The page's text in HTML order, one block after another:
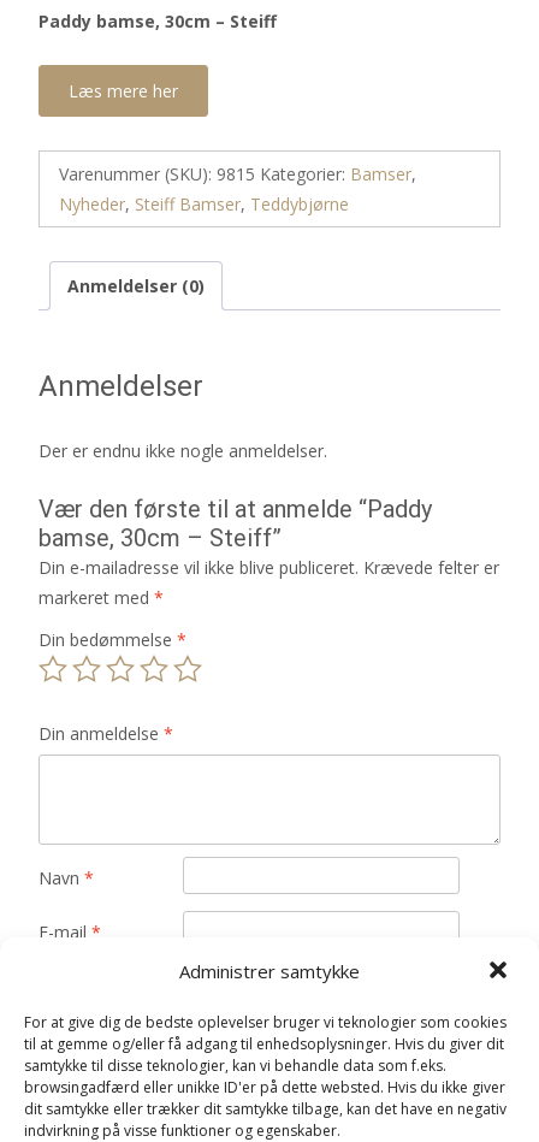
Administrer samtykke
For at give dig de bedste oplevelser bruger vi teknologier som cookies
til at gemme og/eller få adgang til enhedsoplysninger. Hvis du giver dit
samtykke til disse teknologier, kan vi behandle data som f.eks.
browsingadfærd eller unikke ID'er på dette websted. Hvis du ikke giver
dit samtykke eller trækker dit samtykke tilbage, kan det have en negativ
indvirkning på visse funktioner og egenskaber.
Paddy bamse, 30cm – Steiff
Læs mere her
Varenummer (SKU): 9815 Kategorier: Bamser,
Nyheder, Steiff Bamser, Teddybjørne
Anmeldelser (0)
Anmeldelser
Der er endnu ikke nogle anmeldelser.
Vær den første til at anmelde “Paddy
bamse, 30cm – Steiff”
Din e-mailadresse vil ikke blive publiceret. Krævede felter er
markeret med *
Din bedømmelse *
Din anmeldelse *
Navn *
E-mail *
Gem mit navn, mail og websted i denne browser til